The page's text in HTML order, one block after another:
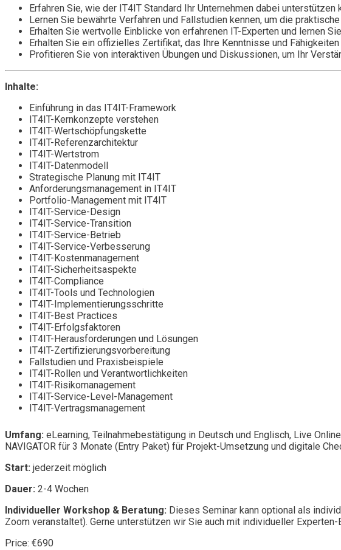
Erfahren Sie, wie der IT4IT Standard Ihr Unternehmen dabei
Lernen Sie bewährte Verfahren und Fallstudien kennen, um die
Erhalten Sie wertvolle Einblicke von erfahrenen IT-Experten und lernen
Erhalten Sie ein offizielles Zertifikat, das Ihre Kenntnisse und
Profitieren Sie von interaktiven Übungen und Diskussionen, um Ihr
Inhalte:
Einführung in das IT4IT-Framework
IT4IT-Kernkonzepte verstehen
IT4IT-Wertschöpfungskette
IT4IT-Referenzarchitektur
IT4IT-Wertstrom
IT4IT-Datenmodell
Strategische Planung mit IT4IT
Anforderungsmanagement in IT4IT
Portfolio-Management mit IT4IT
IT4IT-Service-Design
IT4IT-Service-Transition
IT4IT-Service-Betrieb
IT4IT-Service-Verbesserung
IT4IT-Kostenmanagement
IT4IT-Sicherheitsaspekte
IT4IT-Compliance
IT4IT-Tools und Technologien
IT4IT-Implementierungsschritte
IT4IT-Best Practices
IT4IT-Erfolgsfaktoren
IT4IT-Herausforderungen und Lösungen
IT4IT-Zertifizierungsvorbereitung
Fallstudien und Praxisbeispiele
IT4IT-Rollen und Verantwortlichkeiten
IT4IT-Risikomanagement
IT4IT-Service-Level-Management
IT4IT-Vertragsmanagement
Umfang: eLearning, Teilnahmebestätigung in Deutsch und Englisch, Live
NAVIGATOR für 3 Monate (Entry Paket) für Projekt-Umsetzung und digitale
Start: jederzeit möglich
Dauer: 2-4 Wochen
Individueller Workshop & Beratung: Dieses Seminar kann optional als
Zoom veranstaltet). Gerne unterstützen wir Sie auch mit individueller Experten-
Price: €690